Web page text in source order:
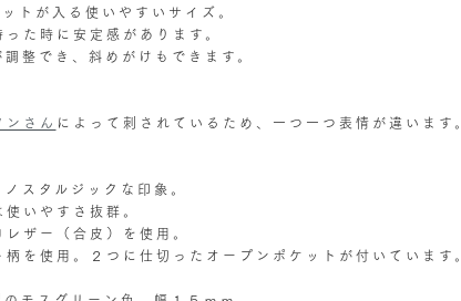
トが入る使いやすいサイズ。
た時に安定感があります。
整でき、斜めがけもできます。
ンさん によって刺されているため、一つ一つ表情が違います。
スタルジックな印象。
いやすさ抜群。
ザー（合皮）を使用。
を使用。２つに仕切ったオープンポケットが付いています。